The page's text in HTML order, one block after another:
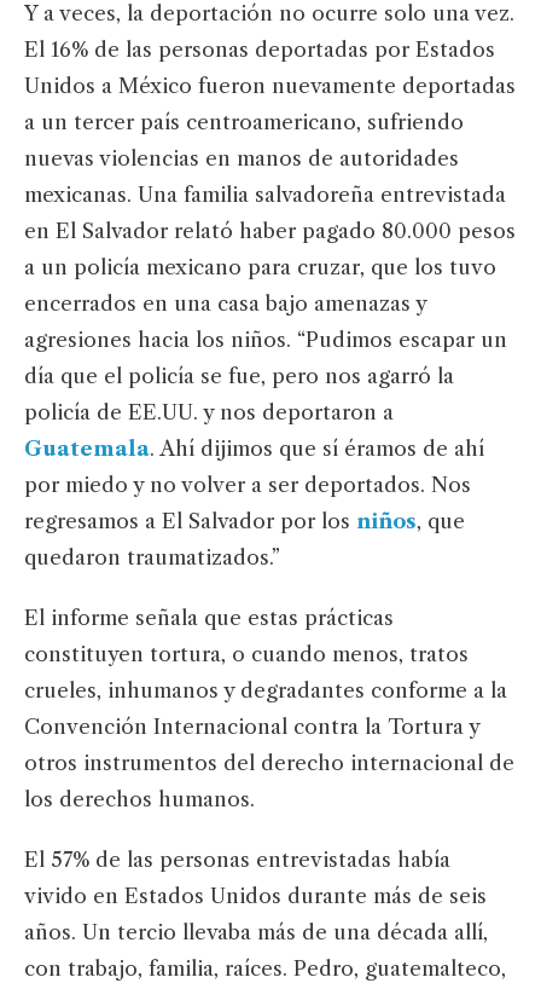
Y a veces, la deportación no ocurre solo una vez.
El 16% de las personas deportadas por Estados
Unidos a México fueron nuevamente deportadas
a un tercer país centroamericano, sufriendo
nuevas violencias en manos de autoridades
mexicanas. Una familia salvadoreña entrevistada
en El Salvador relató haber pagado 80.000 pesos
a un policía mexicano para cruzar, que los tuvo
encerrados en una casa bajo amenazas y
agresiones hacia los niños. “Pudimos escapar un
día que el policía se fue, pero nos agarró la
policía de EE.UU. y nos deportaron a
Guatemala. Ahí dijimos que sí éramos de ahí
por miedo y no volver a ser deportados. Nos
regresamos a El Salvador por los niños, que
quedaron traumatizados.”
El informe señala que estas prácticas
constituyen tortura, o cuando menos, tratos
crueles, inhumanos y degradantes conforme a la
Convención Internacional contra la Tortura y
otros instrumentos del derecho internacional de
los derechos humanos.
El 57% de las personas entrevistadas había
vivido en Estados Unidos durante más de seis
años. Un tercio llevaba más de una década allí,
con trabajo, familia, raíces. Pedro, guatemalteco,